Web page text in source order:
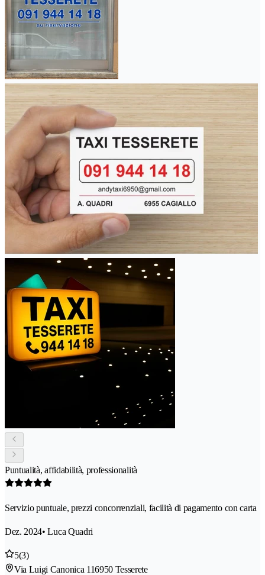
Puntualità, affidabilità, professionalità
Servizio puntuale, prezzi concorrenziali, facilità di pagamento con carta
Dez. 2024• Luca Quadri
5(3)
Via Luigi Canonica 116950 Tesserete